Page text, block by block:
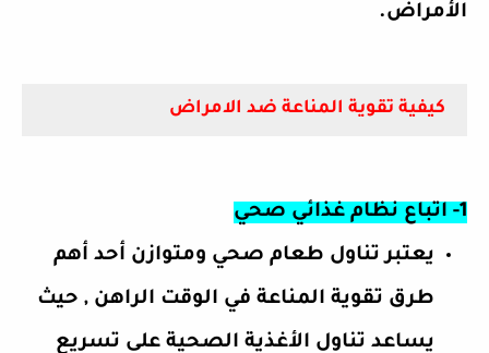
الأمراض.
كيفية تقوية المناعة ضد الامراض
1- اتباع نظام غذائي صحي
يعتبر تناول طعام صحي ومتوازن أحد أهم
طرق تقوية المناعة في الوقت الراهن , حيث
يساعد تناول الأغذية الصحية على تسريع